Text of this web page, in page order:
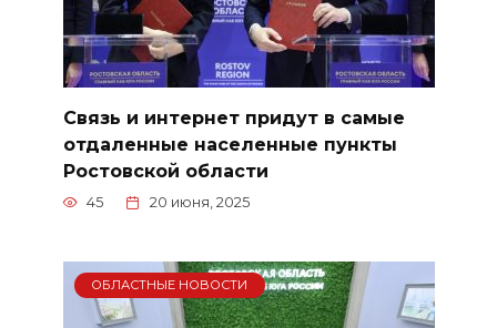
Связь и интернет придут в самые
отдаленные населенные пункты
Ростовской области
45 20 июня, 2025
ОБЛАСТНЫЕ НОВОСТИ